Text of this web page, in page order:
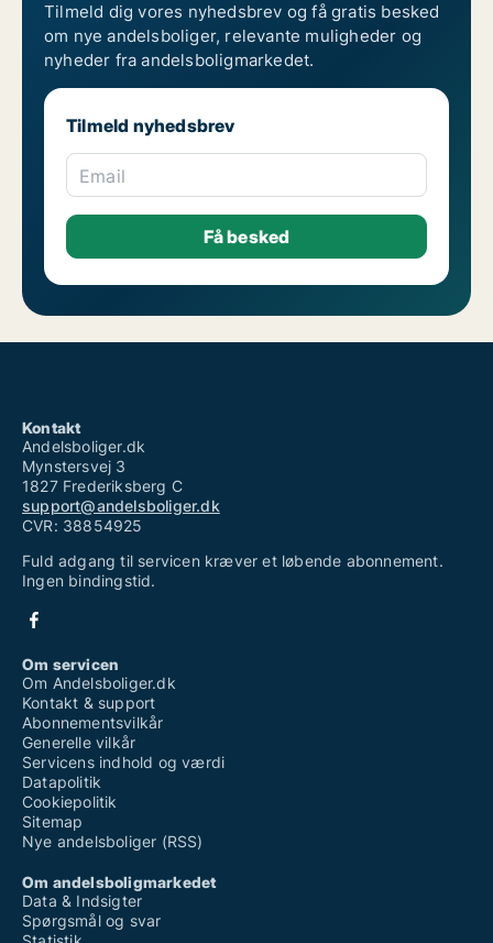
Tilmeld dig vores nyhedsbrev og få gratis besked
om nye andelsboliger, relevante muligheder og
nyheder fra andelsboligmarkedet.
Tilmeld nyhedsbrev
Email
Kontakt
Andelsboliger.dk
Mynstersvej 3
1827 Frederiksberg C
support@andelsboliger.dk
CVR: 38854925
Fuld adgang til servicen kræver et løbende abonnement.
Ingen bindingstid.
Om servicen
Om Andelsboliger.dk
Kontakt & support
Abonnementsvilkår
Generelle vilkår
Servicens indhold og værdi
Datapolitik
Cookiepolitik
Sitemap
Nye andelsboliger (RSS)
Om andelsboligmarkedet
Data & Indsigter
Spørgsmål og svar